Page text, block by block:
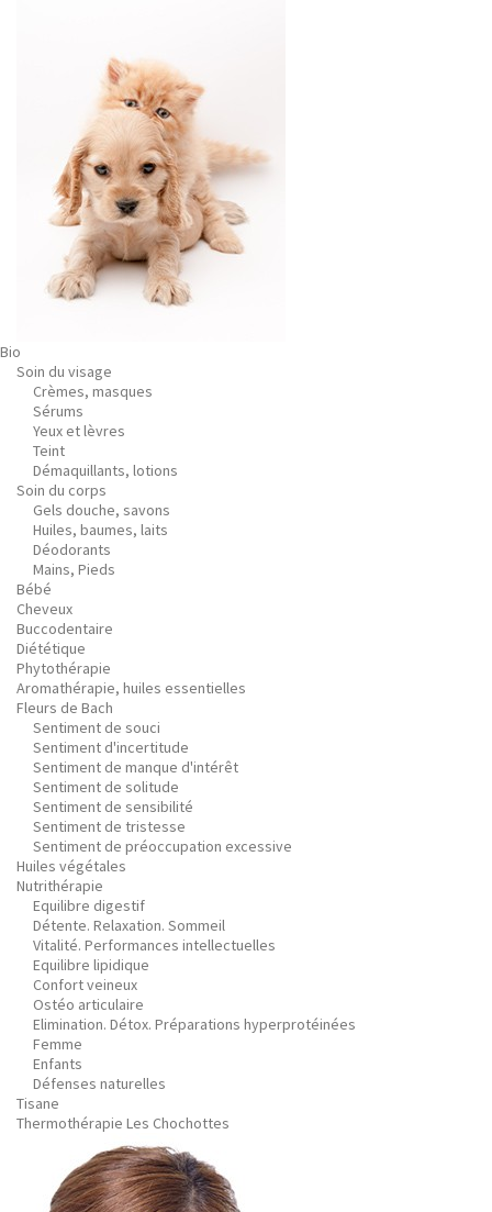
Bio
Soin du visage
Crèmes, masques
Sérums
Yeux et lèvres
Teint
Démaquillants, lotions
Soin du corps
Gels douche, savons
Huiles, baumes, laits
Déodorants
Mains, Pieds
Bébé
Cheveux
Buccodentaire
Diététique
Phytothérapie
Aromathérapie, huiles essentielles
Fleurs de Bach
Sentiment de souci
Sentiment d'incertitude
Sentiment de manque d'intérêt
Sentiment de solitude
Sentiment de sensibilité
Sentiment de tristesse
Sentiment de préoccupation excessive
Huiles végétales
Nutrithérapie
Equilibre digestif
Détente. Relaxation. Sommeil
Vitalité. Performances intellectuelles
Equilibre lipidique
Confort veineux
Ostéo articulaire
Elimination. Détox. Préparations hyperprotéinées
Femme
Enfants
Défenses naturelles
Tisane
Thermothérapie Les Chochottes